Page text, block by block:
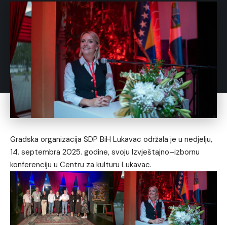
Gradska organizacija SDP BiH Lukavac održala je u nedjelju,
14. septembra 2025. godine, svoju Izvještajno–izbornu
konferenciju u Centru za kulturu Lukavac.